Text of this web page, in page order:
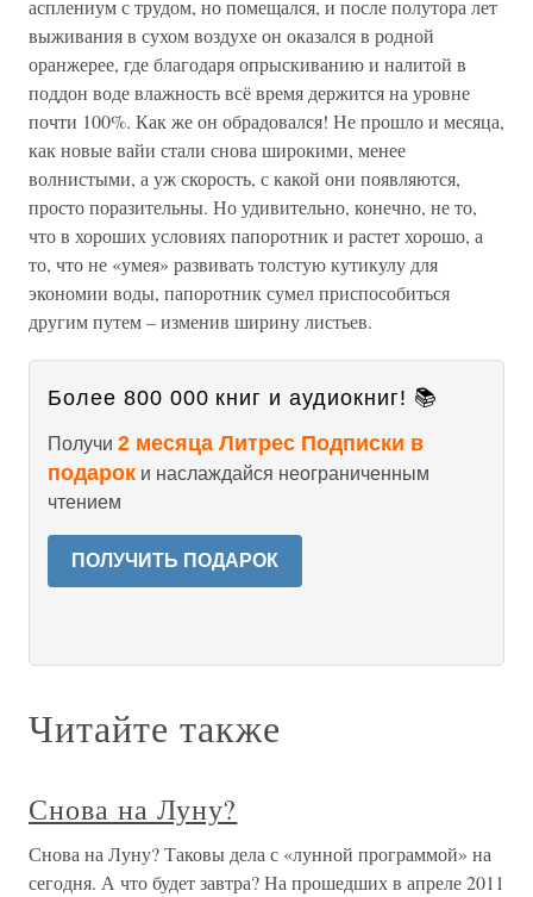
асплениум с трудом, но помещался, и после полутора лет
выживания в сухом воздухе он оказался в родной
оранжерее, где благодаря опрыскиванию и налитой в
поддон воде влажность всё время держится на уровне
почти 100%. Как же он обрадовался! Не прошло и месяца,
как новые вайи стали снова широкими, менее
волнистыми, а уж скорость, с какой они появляются,
просто поразительны. Но удивительно, конечно, не то,
что в хороших условиях папоротник и растет хорошо, а
то, что не «умея» развивать толстую кутикулу для
экономии воды, папоротник сумел приспособиться
другим путем – изменив ширину листьев.
Более 800 000 книг и аудиокниг! 📚
Получи 2 месяца Литрес Подписки в
подарок и наслаждайся неограниченным
чтением
ПОЛУЧИТЬ ПОДАРОК
Читайте также
Снова на Луну?
Снова на Луну? Таковы дела с «лунной программой» на
сегодня. А что будет завтра? На прошедших в апреле 2011